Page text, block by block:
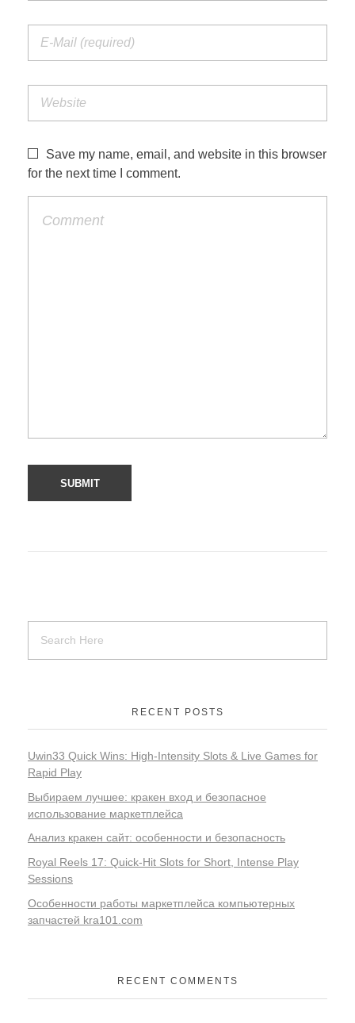
Save my name, email, and website in this browser
for the next time I comment.
RECENT POSTS
Uwin33 Quick Wins: High‑Intensity Slots & Live Games for
Rapid Play
Выбираем лучшее: кракен вход и безопасное
использование маркетплейса
Анализ кракен сайт: особенности и безопасность
Royal Reels 17: Quick‑Hit Slots for Short, Intense Play
Sessions
Особенности работы маркетплейса компьютерных
запчастей kra101.com
RECENT COMMENTS